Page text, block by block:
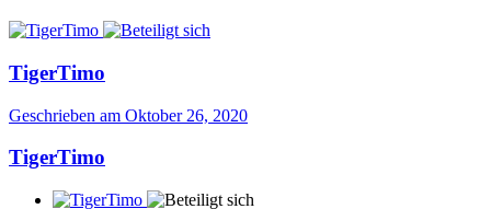
TigerTimo
Geschrieben am Oktober 26, 2020
TigerTimo